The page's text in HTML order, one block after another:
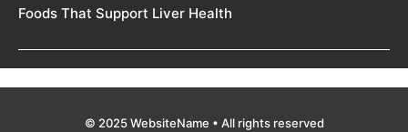
Foods That Support Liver Health
© 2025 WebsiteName • All rights reserved